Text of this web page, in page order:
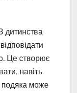
дитинства
Це створює
навіть
подяка може